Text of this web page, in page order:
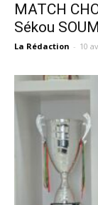
MATCH
Sékou
La Rédaction - 10